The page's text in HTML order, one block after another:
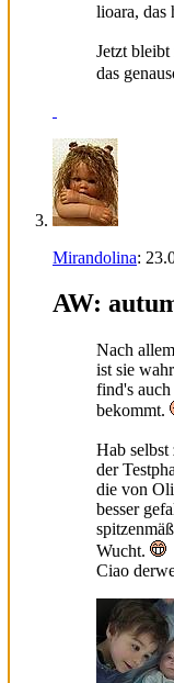
lioara, das
Jetzt
das
Mirandolina:
AW:
Nach
ist sie
find's auch
bekommt.
Hab
der
die von
besser
Wucht.
Ciao